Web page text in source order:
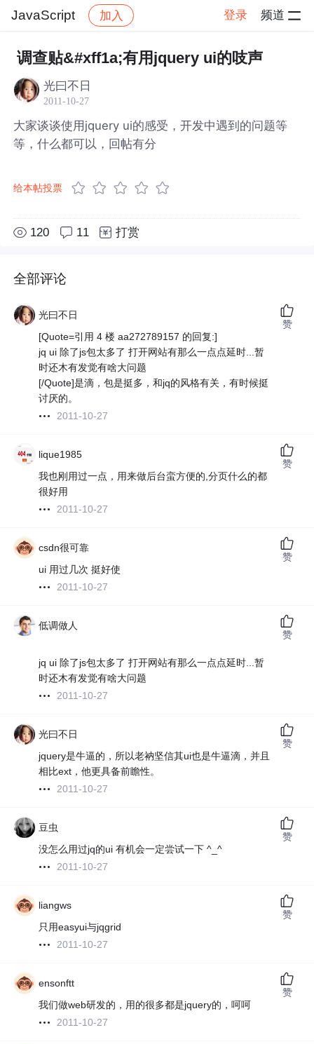
JavaScript 加入 登录 频道
社区 JavaScript 帖子详情
调查贴&#xff1a;有用jquery ui的吱声
光曰不日
2011-10-27
大家谈谈使用jquery ui的感受，开发中遇到的问题等
等，什么都可以，回帖有分
给本帖投票
120 11 打赏
全部评论
光曰不日
[Quote=引用 4 楼 aa272789157 的回复:]
jq ui 除了js包太多了 打开网站有那么一点点延时...暂
时还木有发觉有啥大问题
[/Quote]是滴，包是挺多，和jq的风格有关，有时候挺
讨厌的。
2011-10-27
赞
lique1985
我也刚用过一点，用来做后台蛮方便的,分页什么的都
很好用
2011-10-27
赞
csdn很可靠
ui 用过几次 挺好使
2011-10-27
赞
低调做人
jq ui 除了js包太多了 打开网站有那么一点点延时...暂
时还木有发觉有啥大问题
2011-10-27
赞
光曰不日
jquery是牛逼的，所以老衲坚信其ui也是牛逼滴，并且
相比ext，他更具备前瞻性。
2011-10-27
赞
豆虫
没怎么用过jq的ui 有机会一定尝试一下 ^_^
2011-10-27
赞
liangws
只用easyui与jqgrid
2011-10-27
赞
ensonftt
我们做web研发的，用的很多都是jquery的，呵呵
2011-10-27
赞